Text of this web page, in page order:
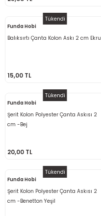
Tükendi
Funda Hobi
Balıksırtı Çanta Kolon Askı 2 cm Ekru
15,00 TL
Tükendi
Funda Hobi
Şerit Kolon Polyester Çanta Askısı 2
cm -Bej
20,00 TL
Tükendi
Funda Hobi
Şerit Kolon Polyester Çanta Askısı 2
cm -Benetton Yeşil